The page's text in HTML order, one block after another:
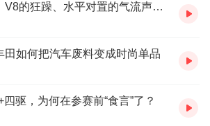
发动机的“交响乐”：V8的狂躁、水平对置的气流声，为何令人着迷？
田如何把汽车废料变成时尚单品
驱，为何在参赛前“食言”了？